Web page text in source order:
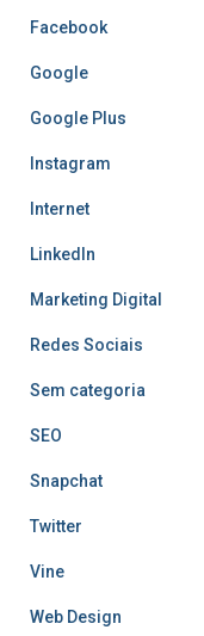
Facebook
Google
Google Plus
Instagram
Internet
LinkedIn
Marketing Digital
Redes Sociais
Sem categoria
SEO
Snapchat
Twitter
Vine
Web Design